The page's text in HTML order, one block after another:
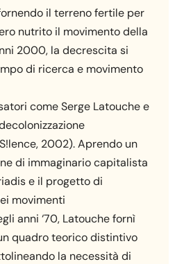
il terreno fertile per
nutrito il movimento della
2000, la decrescita si
di ricerca e movimento
come Serge Latouche e
2002). Aprendo un
di immaginario capitalista
e il progetto di
movimenti
anni ‘70, Latouche fornì
quadro teorico distintivo
la necessità di